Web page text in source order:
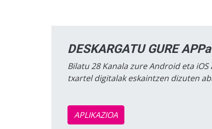
DESKARGATU GURE
Bilatu 28 Kanala zure Android eta
txartel digitalak eskaintzen dizuten
APLIKAZIOA